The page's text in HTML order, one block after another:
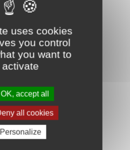
uses cookies
you control
you want to
activate
OK, accept all
all cookies
Personalize
marine
le moment